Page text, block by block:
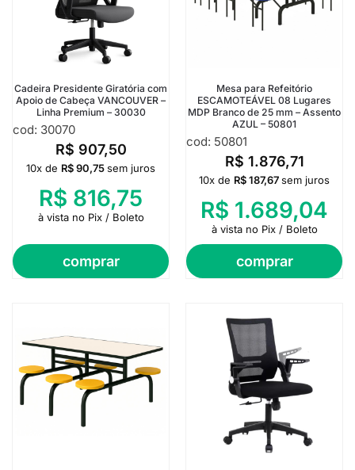
Cadeira Presidente Giratória com
Apoio de Cabeça VANCOUVER –
Linha Premium – 30030
cod: 30070
R$ 907,50
comprar
10x de R$90,75sem juros
R$ 816,75
à vista no Pix / Boleto
Mesa para Refeitório
ESCAMOTEÁVEL 08 Lugares
MDP Branco de 25 mm – Assento
AZUL – 50801
cod: 50801
R$ 1.876,71
comprar
10x de R$187,67sem juros
R$ 1.689,04
à vista no Pix / Boleto